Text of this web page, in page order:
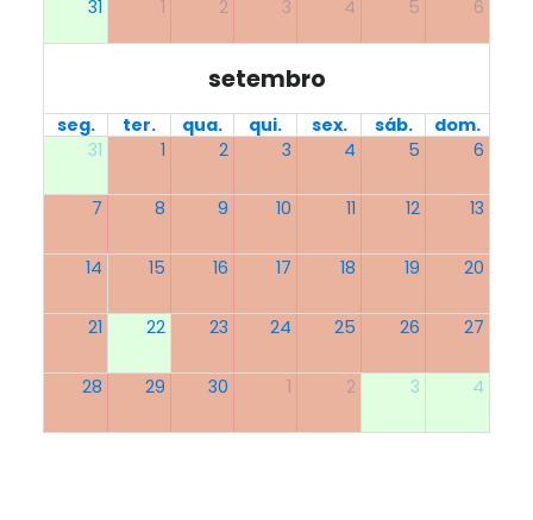
31 1 2 3 4 5 6
setembro
seg. ter. qua. qui. sex. sáb.
dom.
31
1 2 3 4 5 6
7 8 9 10 11 12 13
14 15 16 17 18 19 20
21 22 23 24 25 26 27
28 29 30 1 2 3 4